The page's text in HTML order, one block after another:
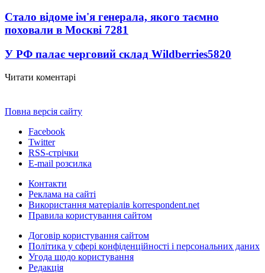
Стало відоме ім'я генерала, якого таємно
поховали в Москві 7281
У РФ палає черговий склад Wildberries5820
Читати коментарі
Повна версія сайту
Facebook
Twitter
RSS-стрічки
E-mail розсилка
Контакти
Реклама на сайті
Використання матеріалів korrespondent.net
Правила користування сайтом
Договір користування сайтом
Політика у сфері конфіденційності і персональних даних
Угода щодо користування
Редакція